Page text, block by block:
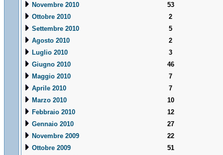
Novembre 2010
53
Ottobre 2010
2
Settembre 2010
5
Agosto 2010
2
Luglio 2010
3
Giugno 2010
46
Maggio 2010
7
Aprile 2010
7
Marzo 2010
10
Febbraio 2010
12
Gennaio 2010
27
Novembre 2009
22
Ottobre 2009
51